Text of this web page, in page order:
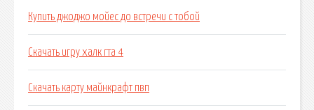
Купить джоджо мойес до встречи с тобой
Скачать игру халк гта 4
Скачать карту майнкрафт пвп